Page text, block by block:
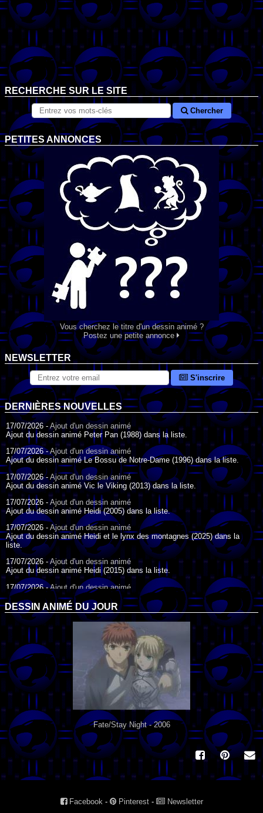
RECHERCHE SUR LE SITE
Chercher
PETITES ANNONCES
Vous cherchez le titre d'un dessin animé ?
Postez une petite annonce
NEWSLETTER
S'inscrire
DERNIÈRES NOUVELLES
17/07/2026 -Ajout d'un dessin animé
Ajout du dessin animé Peter Pan (1988) dans la liste.
17/07/2026 -Ajout d'un dessin animé
Ajout du dessin animé Le Bossu de Notre-Dame (1996) dans la liste.
17/07/2026 - Ajout d'un dessin animé
Ajout du dessin animé Vic le Viking (2013) dans la liste.
17/07/2026 - Ajout d'un dessin animé
Ajout du dessin animé Heidi (2005) dans la liste.
17/07/2026 - Ajout d'un dessin animé
Ajout du dessin animé Heidi et le lynx des montagnes (2025) dans la
liste.
17/07/2026 -Ajout d'un dessin animé
Ajout du dessin animé Heidi (2015) dans la liste.
17/07/2026 -Ajout d'un dessin animé
Ajout du dessin animé Heidi (1995) dans la liste.
09/07/2026 -Ajout d'un dessin animé
Ajout du dessin animé Genki l'Aventurier de la Chance (2006) dans la
liste.
04/07/2026 -
Ajout d'un dessin animé
Ajout du dessin animé Vilain Petit Canard (2000) dans la liste.
04/07/2026 -
Ajout d'un dessin animé
Ajout du dessin animé Le Noël du vilain petit canard (2003) dans la liste.
DESSIN ANIMÉ DU JOUR
Fate/Stay Night - 2006
Facebook - Pinterest- Newsletter